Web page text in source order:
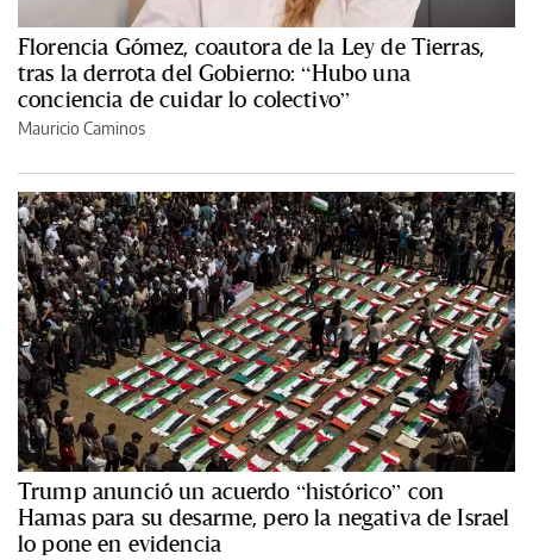
Florencia Gómez, coautora de la Ley de Tierras,
tras la derrota del Gobierno: “Hubo una
conciencia de cuidar lo colectivo”
Mauricio Caminos
Trump anunció un acuerdo “histórico” con
Hamas para su desarme, pero la negativa de Israel
lo pone en evidencia